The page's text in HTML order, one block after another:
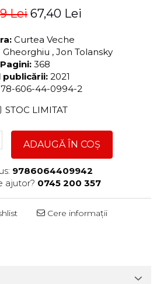
Lei 67,40 Lei
Curtea Veche
, Jon Tolansky
Pagini: 368
publicării: 2021
606-44-0994-2
STOC LIMITAT
ADAUGĂ ÎN COȘ
9786064409942
ajutor? 0745 200 357
Cere informații